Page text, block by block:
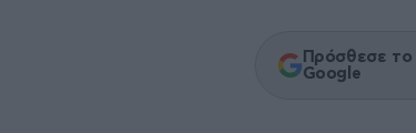
Πρόσθεσε το
Google